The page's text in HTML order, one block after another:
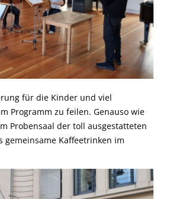
für die Kinder und viel
Programm zu feilen. Genauso wie
Probensaal der toll ausgestatteten
gemeinsame Kaffeetrinken im